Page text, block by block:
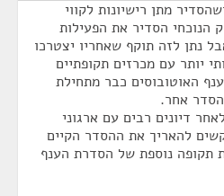
מתן רישיונות לקווי
הנוכחי הסדיר את הפעילות
נתן לזה תוקף שאחריו יצטרכו
יותר עם מכרזים תקופתיים
האוטובוסים כבר מתחילת
הסדר אחר.
דיונים רבים עם ארגוני
להאריך את ההסדר הקיים
תקופה נוספת של הסדרת הענף